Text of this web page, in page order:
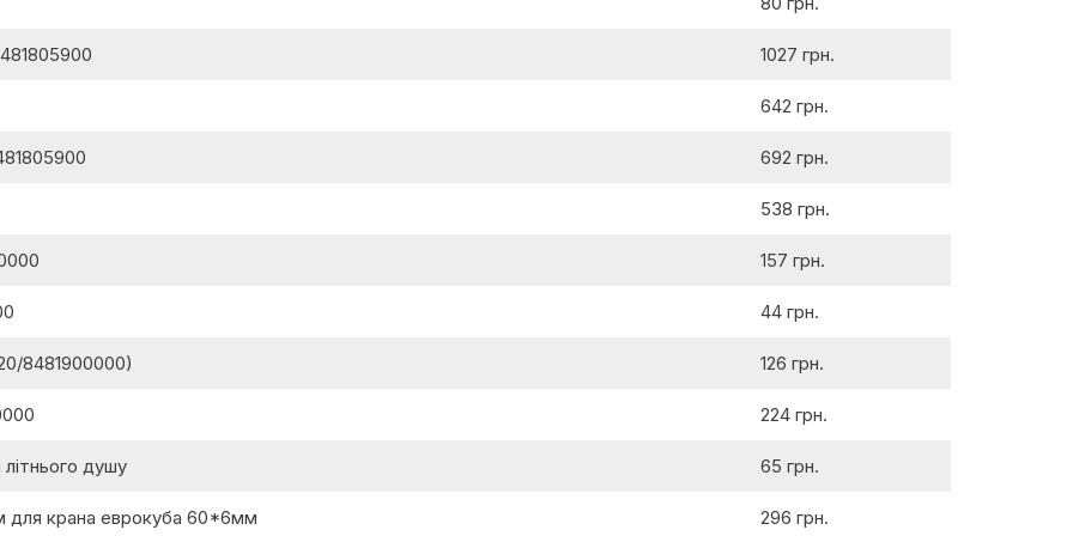
1027 грн.
642 грн.
692 грн.
538 грн.
157 грн.
44 грн.
8481900000) 126 грн.
224 грн.
душу 65 грн.
для крана еврокуба 60*6мм 296 грн.